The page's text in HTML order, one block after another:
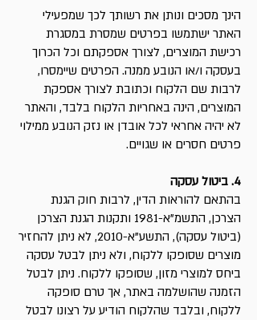
הינך מסכים ונותן את רשותך לכך שמפעילי
האתר ישתמשו בפרטים שמסרת במסגרת
רכישת המוצרים, לצורך אספקתם וכל הכרוך
בעסקה ו/או הנובע ממנה. הפרטים שיימסרו,
לרבות שם הלקוח וכתובת לצורך אספקת
המוצרים, הינה באחריות הלקוח בלבד, והאתר
לא יהיה אחראי לכל אובדן או נזק הנובע ממילוי
פרטים חסרים או שגויים.
4. ביטול עסקה
בהתאם להוראות הדין, לרבות חוק הגנת
הצרכן, התשמ"א-1981 ותקנות הגנת הצרכן
(ביטול עסקה), התשע"א-2010, לא ניתן להחזיר
מוצרים שסופקו ללקוח, ולא ניתן לבטל עסקה
ביחס למוצרי מזון, שסופקו ללקוח. ניתן לבטל
הזמנה שהושלמה באתר, אך טרם סופקה
ללקוח, ובלבד שהלקוח הודיע על רצונו לבטל